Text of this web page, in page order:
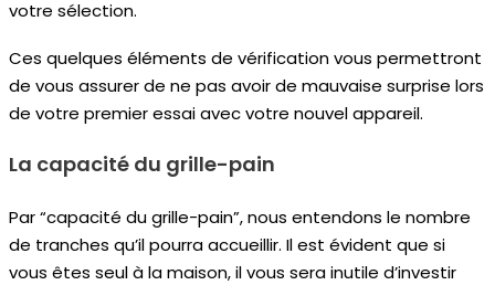
votre sélection.
Ces quelques éléments de vérification vous permettront
de vous assurer de ne pas avoir de mauvaise surprise lors
de votre premier essai avec votre nouvel appareil.
La capacité du grille-pain
Par “capacité du grille-pain”, nous entendons le nombre
de tranches qu’il pourra accueillir. Il est évident que si
vous êtes seul à la maison, il vous sera inutile d’investir